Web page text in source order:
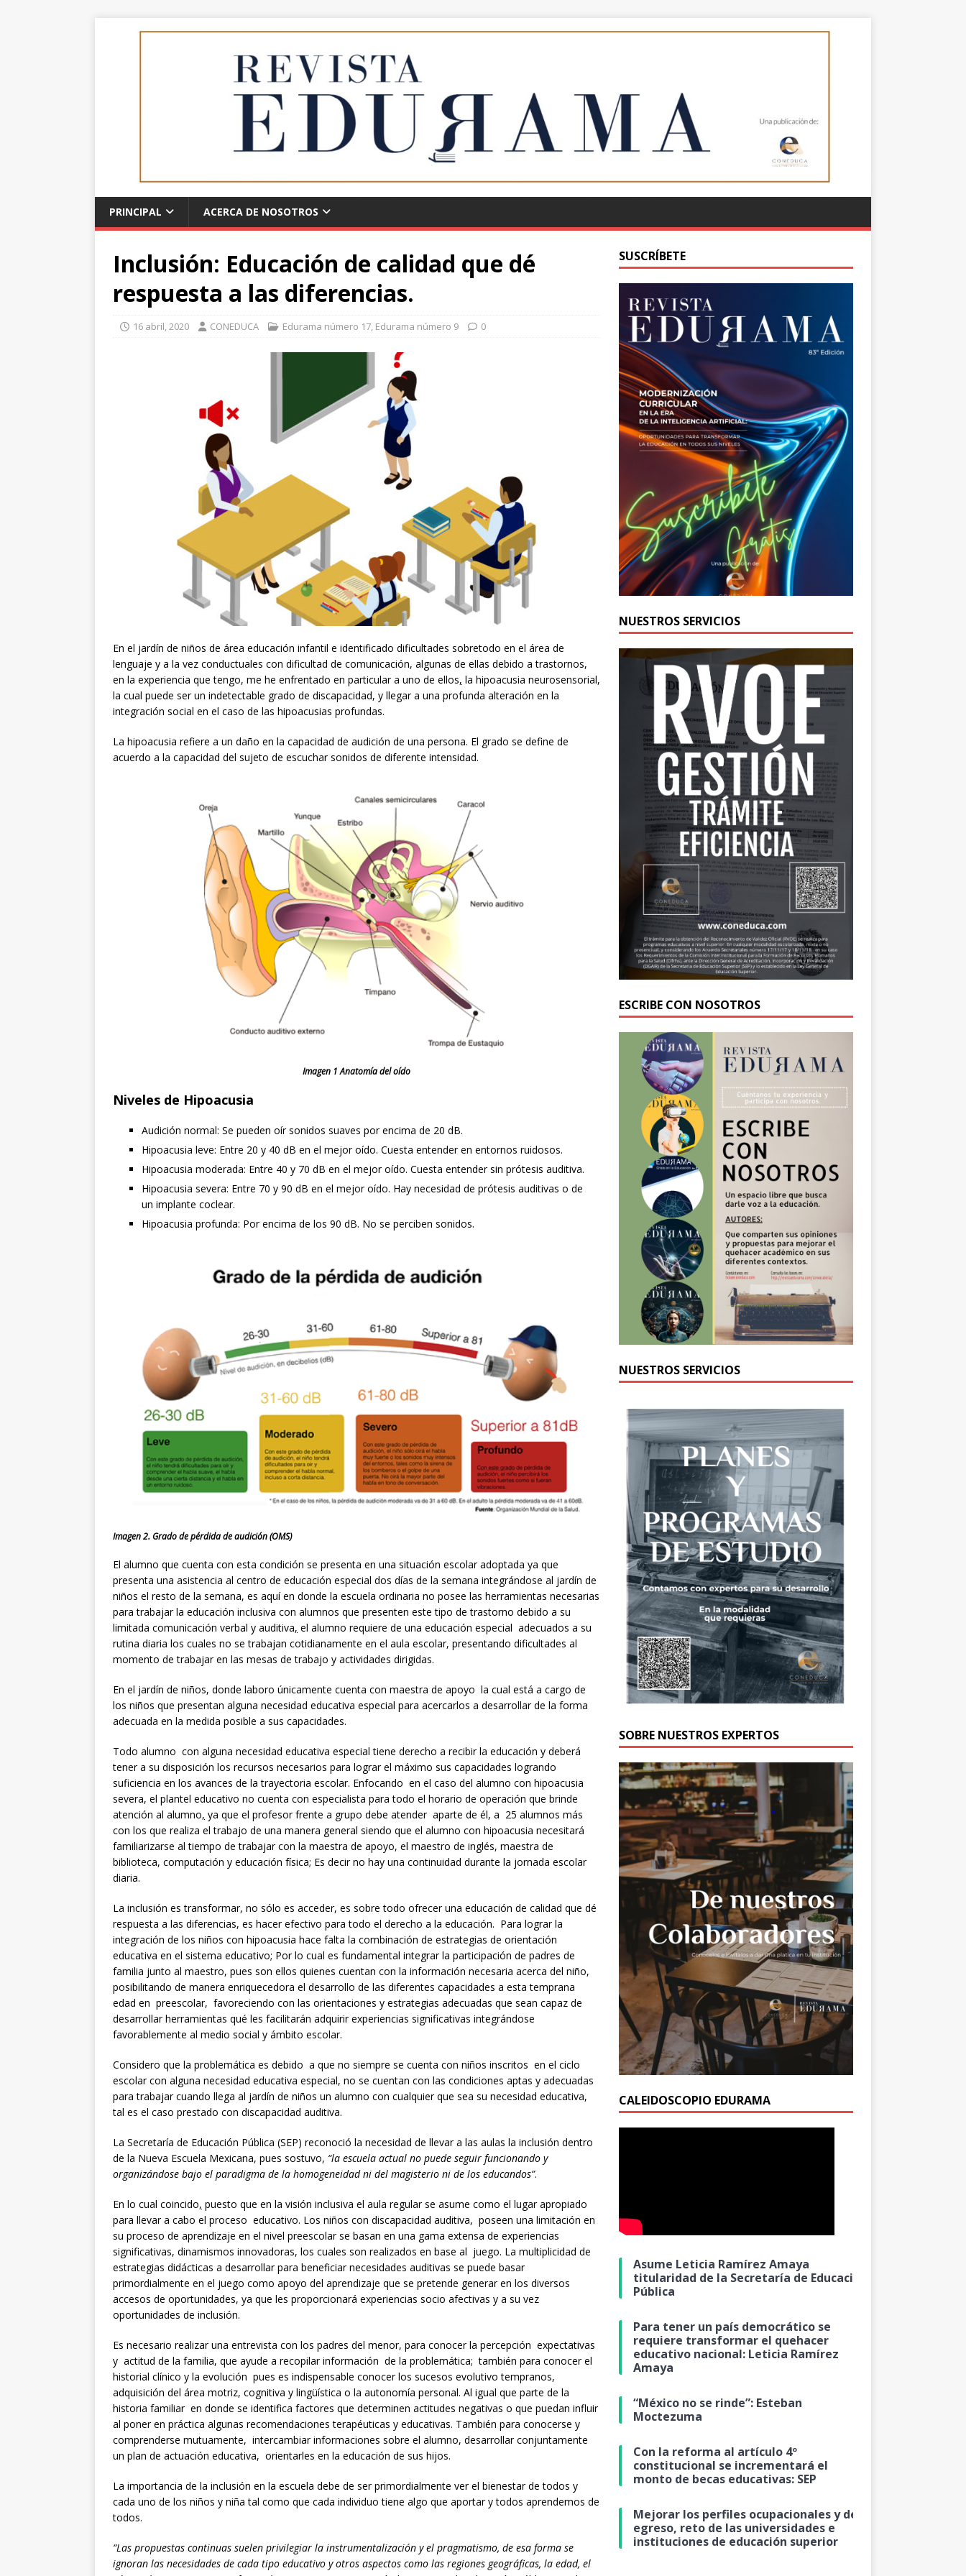
PRINCIPAL ACERCA DE NOSOTROS
Inclusión: Educación de calidad que dé
respuesta a las diferencias.
16 abril, 2020 CONEDUCA Edurama número 17, Edurama número 9 0
En el jardín de niños de área educación infantil e identificado dificultades sobretodo en el área de
lenguaje y a la vez conductuales con dificultad de comunicación, algunas de ellas debido a trastornos,
en la experiencia que tengo, me he enfrentado en particular a uno de ellos, la hipoacusia neurosensorial,
la cual puede ser un indetectable grado de discapacidad, y llegar a una profunda alteración en la
integración social en el caso de las hipoacusias profundas.
La hipoacusia refiere a un daño en la capacidad de audición de una persona. El grado se define de
acuerdo a la capacidad del sujeto de escuchar sonidos de diferente intensidad.
Imagen 1 Anatomía del oído
Niveles de Hipoacusia
Audición normal: Se pueden oír sonidos suaves por encima de 20 dB.
Hipoacusia leve: Entre 20 y 40 dB en el mejor oído. Cuesta entender en entornos ruidosos.
Hipoacusia moderada: Entre 40 y 70 dB en el mejor oído. Cuesta entender sin prótesis auditiva.
Hipoacusia severa: Entre 70 y 90 dB en el mejor oído. Hay necesidad de prótesis auditivas o de
un implante coclear.
Hipoacusia profunda: Por encima de los 90 dB. No se perciben sonidos.
Imagen 2. Grado de pérdida de audición (OMS)
El alumno que cuenta con esta condición se presenta en una situación escolar adoptada ya que
presenta una asistencia al centro de educación especial dos días de la semana integrándose al jardín de
niños el resto de la semana, es aquí en donde la escuela ordinaria no posee las herramientas necesarias
para trabajar la educación inclusiva con alumnos que presenten este tipo de trastorno debido a su
limitada comunicación verbal y auditiva, el alumno requiere de una educación especial adecuados a su
rutina diaria los cuales no se trabajan cotidianamente en el aula escolar, presentando dificultades al
momento de trabajar en las mesas de trabajo y actividades dirigidas.
En el jardín de niños, donde laboro únicamente cuenta con maestra de apoyo la cual está a cargo de
los niños que presentan alguna necesidad educativa especial para acercarlos a desarrollar de la forma
adecuada en la medida posible a sus capacidades.
Todo alumno con alguna necesidad educativa especial tiene derecho a recibir la educación y deberá
tener a su disposición los recursos necesarios para lograr el máximo sus capacidades logrando
suficiencia en los avances de la trayectoria escolar. Enfocando en el caso del alumno con hipoacusia
severa, el plantel educativo no cuenta con especialista para todo el horario de operación que brinde
atención al alumno, ya que el profesor frente a grupo debe atender aparte de él, a 25 alumnos más
con los que realiza el trabajo de una manera general siendo que el alumno con hipoacusia necesitará
familiarizarse al tiempo de trabajar con la maestra de apoyo, el maestro de inglés, maestra de
biblioteca, computación y educación física; Es decir no hay una continuidad durante la jornada escolar
diaria.
La inclusión es transformar, no sólo es acceder, es sobre todo ofrecer una educación de calidad que dé
respuesta a las diferencias, es hacer efectivo para todo el derecho a la educación. Para lograr la
integración de los niños con hipoacusia hace falta la combinación de estrategias de orientación
educativa en el sistema educativo; Por lo cual es fundamental integrar la participación de padres de
familia junto al maestro, pues son ellos quienes cuentan con la información necesaria acerca del niño,
posibilitando de manera enriquecedora el desarrollo de las diferentes capacidades a esta temprana
edad en preescolar, favoreciendo con las orientaciones y estrategias adecuadas que sean capaz de
desarrollar herramientas qué les facilitarán adquirir experiencias significativas integrándose
favorablemente al medio social y ámbito escolar.
Considero que la problemática es debido a que no siempre se cuenta con niños inscritos en el ciclo
escolar con alguna necesidad educativa especial, no se cuentan con las condiciones aptas y adecuadas
para trabajar cuando llega al jardín de niños un alumno con cualquier que sea su necesidad educativa,
tal es el caso prestado con discapacidad auditiva.
La Secretaría de Educación Pública (SEP) reconoció la necesidad de llevar a las aulas la inclusión dentro
de la Nueva Escuela Mexicana, pues sostuvo, “la escuela actual no puede seguir funcionando y
organizándose bajo el paradigma de la homogeneidad ni del magisterio ni de los educandos”.
En lo cual coincido, puesto que en la visión inclusiva el aula regular se asume como el lugar apropiado
para llevar a cabo el proceso educativo. Los niños con discapacidad auditiva, poseen una limitación en
su proceso de aprendizaje en el nivel preescolar se basan en una gama extensa de experiencias
significativas, dinamismos innovadoras, los cuales son realizados en base al juego. La multiplicidad de
estrategias didácticas a desarrollar para beneficiar necesidades auditivas se puede basar
primordialmente en el juego como apoyo del aprendizaje que se pretende generar en los diversos
accesos de oportunidades, ya que les proporcionará experiencias socio afectivas y a su vez
oportunidades de inclusión.
Es necesario realizar una entrevista con los padres del menor, para conocer la percepción expectativas
y actitud de la familia, que ayude a recopilar información de la problemática; también para conocer el
historial clínico y la evolución pues es indispensable conocer los sucesos evolutivo tempranos,
adquisición del área motriz, cognitiva y lingüística o la autonomía personal. Al igual que parte de la
historia familiar en donde se identifica factores que determinen actitudes negativas o que puedan influir
al poner en práctica algunas recomendaciones terapéuticas y educativas. También para conocerse y
comprenderse mutuamente, intercambiar informaciones sobre el alumno, desarrollar conjuntamente
un plan de actuación educativa, orientarles en la educación de sus hijos.
La importancia de la inclusión en la escuela debe de ser primordialmente ver el bienestar de todos y
cada uno de los niños y niña tal como que cada individuo tiene algo que aportar y todos aprendemos de
todos.
“Las propuestas continuas suelen privilegiar la instrumentalización y el pragmatismo, de esa forma se
ignoran las necesidades de cada tipo educativo y otros aspectos como las regiones geográficas, la edad, el
SUSCRÍBETE
NUESTROS SERVICIOS
ESCRIBE CON NOSOTROS
NUESTROS SERVICIOS
SOBRE NUESTROS EXPERTOS
CALEIDOSCOPIO EDURAMA
Asume Leticia Ramírez Amaya
titularidad de la Secretaría de Educación
Pública
Para tener un país democrático se
requiere transformar el quehacer
educativo nacional: Leticia Ramírez
Amaya
“México no se rinde”: Esteban
Moctezuma
Con la reforma al artículo 4º
constitucional se incrementará el
monto de becas educativas: SEP
Mejorar los perfiles ocupacionales y de
egreso, reto de las universidades e
instituciones de educación superior